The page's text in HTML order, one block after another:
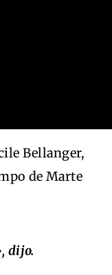
Bellanger,
de Marte
dijo.